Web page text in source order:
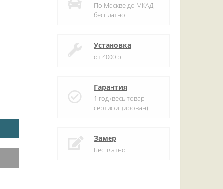
По Москве до МКАД
бесплатно
Установка
от 4000 р.
Гарантия
1 год (весь товар
сертифицирован)
Замер
Бесплатно